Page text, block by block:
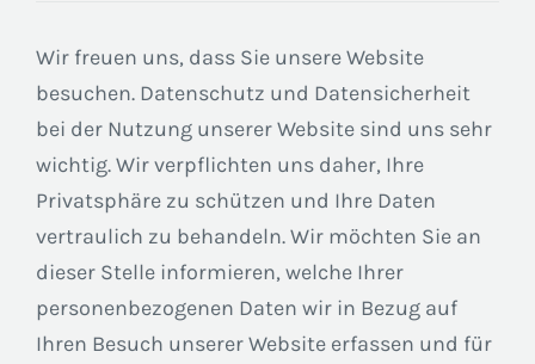
Wir freuen uns, dass Sie unsere Website
besuchen. Datenschutz und Datensicherheit
bei der Nutzung unserer Website sind uns sehr
wichtig. Wir verpflichten uns daher, Ihre
Privatsphäre zu schützen und Ihre Daten
vertraulich zu behandeln. Wir möchten Sie an
dieser Stelle informieren, welche Ihrer
personenbezogenen Daten wir in Bezug auf
Ihren Besuch unserer Website erfassen und für